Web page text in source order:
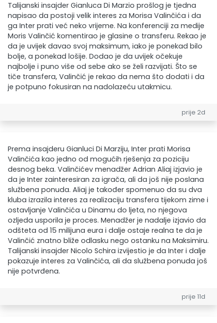
Talijanski insajder Gianluca Di Marzio prošlog je tjedna
napisao da postoji velik interes za Morisa Valinčića i da
ga Inter prati već neko vrijeme. Na konferenciji za medije
Moris Valinčić komentirao je glasine o transferu. Rekao je
da je uvijek davao svoj maksimum, iako je ponekad bilo
bolje, a ponekad lošije. Dodao je da uvijek očekuje
najbolje i puno više od sebe ako se želi razvijati. Što se
tiče transfera, Valinčić je rekao da nema što dodati i da
je potpuno fokusiran na nadolazeću utakmicu.
prije 2d
Prema insajderu Gianluci Di Marziju, Inter prati Morisa
Valinčića kao jedno od mogućih rješenja za poziciju
desnog beka. Valinčićev menadžer Adrian Aliaj izjavio je
da je Inter zainteresiran za igrača, ali da još nije poslana
službena ponuda. Aliaj je također spomenuo da su dva
kluba izrazila interes za realizaciju transfera tijekom zime i
ostavljanje Valinčića u Dinamu do ljeta, no njegova
ozljeda usporila je proces. Menadžer je nadalje izjavio da
odšteta od 15 milijuna eura i dalje ostaje realna te da je
Valinčić znatno bliže odlasku nego ostanku na Maksimiru.
Talijanski insajder Nicolo Schira izvijestio je da Inter i dalje
pokazuje interes za Valinčića, ali da službena ponuda još
nije potvrđena.
prije 11d